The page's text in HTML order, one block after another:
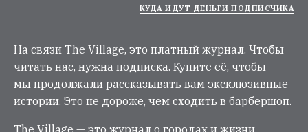
КУДА ИДУТ ДЕНЬГИ ПОДПИСЧИКА
На связи The Village, это платный журнал. Чтобы
читать нас, нужна подписка. Купите её, чтобы
мы продолжали рассказывать вам эксклюзивные
истории. Это не дороже, чем сходить в барбершоп.